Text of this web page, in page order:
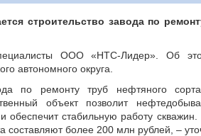
строительство завода по
ООО «НТС-Лидер». Об
автономного округа.
по ремонту труб нефтяного
объект позволит
и обеспечит стабильную работу
составляют более 200 млн рублей, –